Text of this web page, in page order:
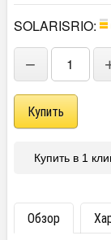
SOLARISRIO:
−
Купить в 1
Обзор